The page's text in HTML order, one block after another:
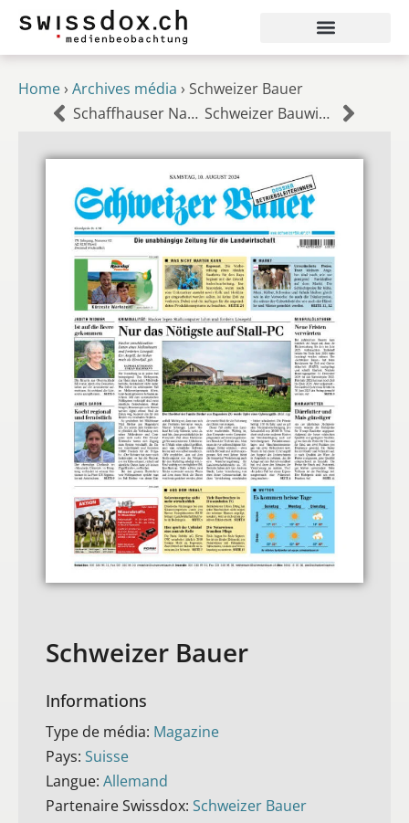
Home› Archives média › Schweizer Bauer
Schaffhauser Nachrichten
Schweizer Bauwirtschaft
Schweizer Bauer
Informations
Type de média: Magazine
Pays: Suisse
Langue: Allemand
Partenaire Swissdox: Schweizer Bauer